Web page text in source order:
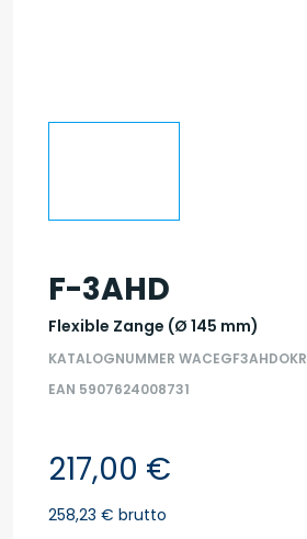
F-3AHD
Flexible Zange (Ø 145 mm)
KATALOGNUMMER WACEGF3AHDOKR
EAN 5907624008731
217,00 €
258,23 € brutto